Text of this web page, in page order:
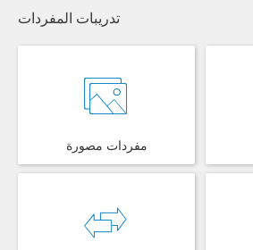
تدريبات المفردات
مفردات مصورة